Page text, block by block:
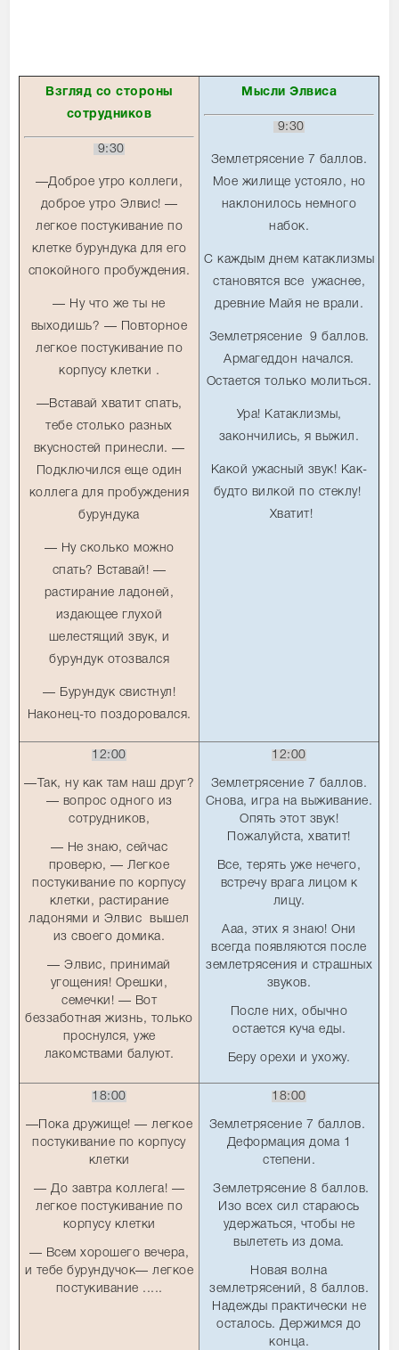
Взгляд со стороны
сотрудников
9:30
—Доброе утро коллеги,
доброе утро Элвис! —
легкое постукивание по
клетке бурундука для его
спокойного пробуждения.
— Ну что же ты не
выходишь? — Повторное
легкое постукивание по
корпусу клетки .
—Вставай хватит спать,
тебе столько разных
вкусностей принесли. —
Подключился еще один
коллега для пробуждения
бурундука
— Ну сколько можно
спать? Вставай! —
растирание ладоней,
издающее глухой
шелестящий звук, и
бурундук отозвался
— Бурундук свистнул!
Наконец-то поздоровался.
Мысли Элвиса
9:30
Землетрясение 7 баллов.
Мое жилище устояло, но
наклонилось немного
набок.
С каждым днем катаклизмы
становятся все ужаснее,
древние Майя не врали.
Землетрясение 9 баллов.
Армагеддон начался.
Остается только молиться.
Ура! Катаклизмы,
закончились, я выжил.
Какой ужасный звук! Как-
будто вилкой по стеклу!
Хватит!
12:00
—Так, ну как там наш друг?
— вопрос одного из
сотрудников,
— Не знаю, сейчас
проверю, — Легкое
постукивание по корпусу
клетки, растирание
ладонями и Элвис вышел
из своего домика.
— Элвис, принимай
угощения! Орешки,
семечки! — Вот
беззаботная жизнь, только
проснулся, уже
лакомствами балуют.
12:00
Землетрясение 7 баллов.
Снова, игра на выживание.
Опять этот звук!
Пожалуйста, хватит!
Все, терять уже нечего,
встречу врага лицом к
лицу.
Ааа, этих я знаю! Они
всегда появляются после
землетрясения и страшных
звуков.
После них, обычно
остается куча еды.
Беру орехи и ухожу.
18:00
—Пока дружище! — легкое
постукивание по корпусу
клетки
— До завтра коллега! —
легкое постукивание по
корпусу клетки
— Всем хорошего вечера,
и тебе бурундучок— легкое
постукивание .....
18:00
Землетрясение 7 баллов.
Деформация дома 1
степени.
Землетрясение 8 баллов.
Изо всех сил стараюсь
удержаться, чтобы не
вылететь из дома.
Новая волна
землетрясений, 8 баллов.
Надежды практически не
осталось. Держимся до
конца.